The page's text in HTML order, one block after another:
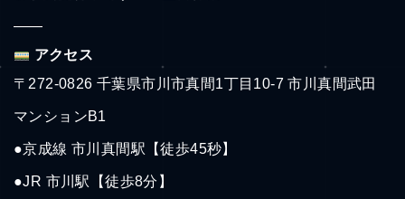
——
アクセス
〒272-0826 千葉県市川市真間1丁目10-7 市川真間武田
マンションB1
●京成線 市川真間駅【徒歩45秒】
●JR 市川駅【徒歩8分】